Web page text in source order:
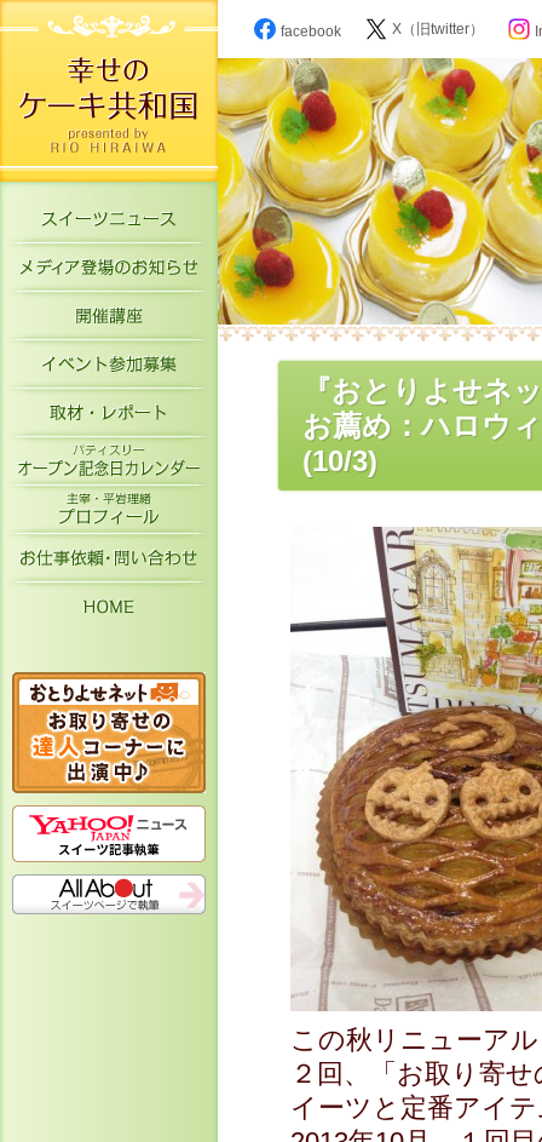
スイーツニュース
メディア登場のお知らせ
開催講座
イベント参加募集
取材・レポート
パティスリーオープン記念日カレン
お仕事依頼・お問い合わせ
facebook X（旧twitter）
『おとりよせネ
お薦め：ハロウ
(10/3)
この秋リニューア
２回、「お取り寄
イーツと定番アイ